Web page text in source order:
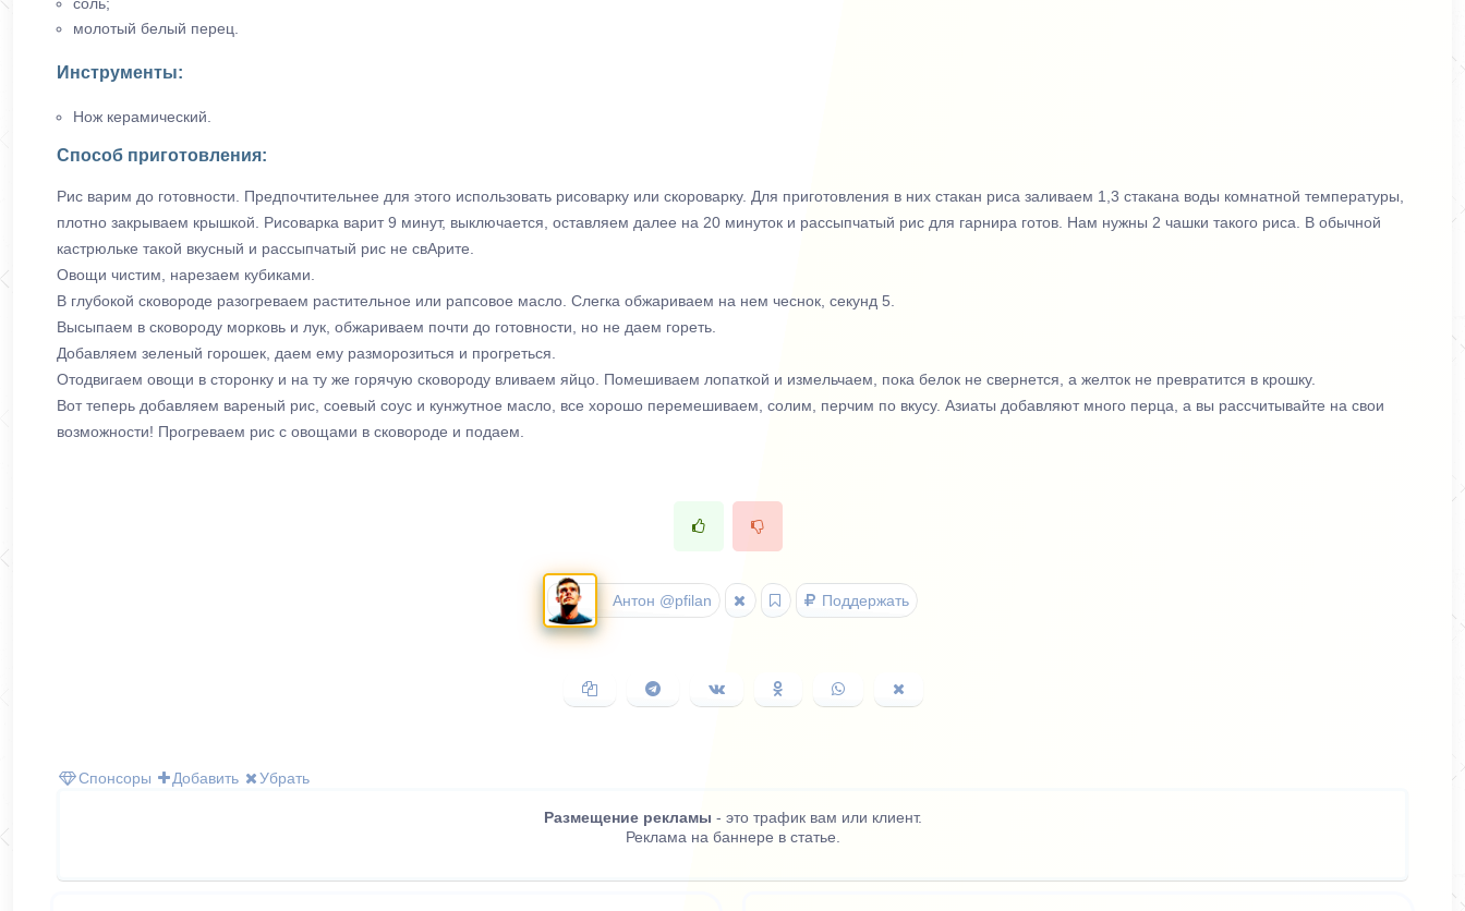
молотый белый перец.
Инструменты:
Нож керамический.
Способ приготовления:
Рис варим до готовности. Предпочтительнее для этого использовать рисоварку или скороварку. Для приготовления в них стакан риса заливаем 1,3 стакана воды комнатной температуры,
плотно закрываем крышкой. Рисоварка варит 9 минут, выключается, оставляем далее на 20 минуток и рассыпчатый рис для гарнира готов. Нам нужны 2 чашки такого риса. В обычной
кастрюльке такой вкусный и рассыпчатый рис не свАрите.
Овощи чистим, нарезаем кубиками.
В глубокой сковороде разогреваем растительное или рапсовое масло. Слегка обжариваем на нем чеснок, секунд 5.
Высыпаем в сковороду морковь и лук, обжариваем почти до готовности, но не даем гореть.
Добавляем зеленый горошек, даем ему разморозиться и прогреться.
Отодвигаем овощи в сторонку и на ту же горячую сковороду вливаем яйцо. Помешиваем лопаткой и измельчаем, пока белок не свернется, а желток не превратится в крошку.
Вот теперь добавляем вареный рис, соевый соус и кунжутное масло, все хорошо перемешиваем, солим, перчим по вкусу. Азиаты добавляют много перца, а вы рассчитывайте на свои
возможности! Прогреваем рис с овощами в сковороде и подаем.
Антон @pfilan Поддержать
Копировать
ссылку
Поделиться
в
Поделиться
ВКонтакте
Поделиться
в
Поделиться
в
в
Спонсоры
Добавить Убрать
Размещение рекламы - это трафик вам или клиент.
Реклама на баннере в статье.